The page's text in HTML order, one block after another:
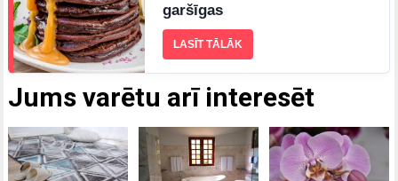
Jums varētu arī interesēt
garšīgas
LASĪT TĀLĀK